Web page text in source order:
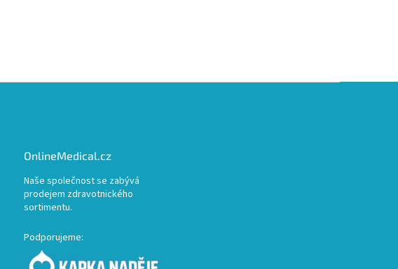
OnlineMedical.cz
Naše společnost se zabývá
prodejem zdravotnického
sortimentu.
Podporujeme: